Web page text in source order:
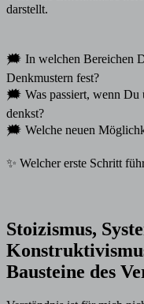
darstellt.
🗯️ In welchen Bereichen
Denkmustern fest?
🗯️ Was passiert, wenn Du
denkst?
🗯️ Welche neuen
✨ Welcher erste Schritt
Stoizismus,
Bausteine des